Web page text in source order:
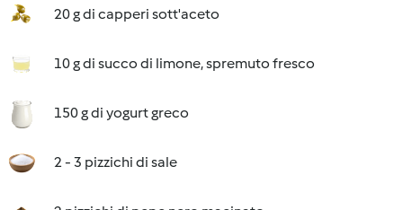
20 g di capperi sott'aceto
10 g di succo di limone, spremuto fresco
150 g di yogurt greco
2 - 3 pizzichi di sale